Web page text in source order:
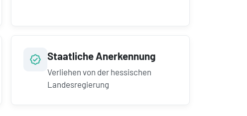
Staatliche Anerkennung
Verliehen von der hessischen
Landesregierung